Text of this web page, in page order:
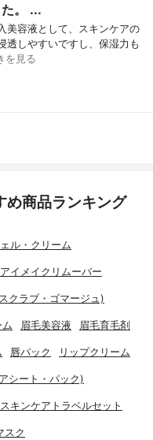
。 ...
美容液として、スキンケアの
透しやすいですし、保湿力も
を見る
め商品ランキング
ル・クリーム
アイメイクリムーバー
クラブ・ゴマージュ)
ム 眉毛美容液 眉毛育毛剤
唇パック リップクリーム
シート・パック)
スキンケアトラベルセット
スク